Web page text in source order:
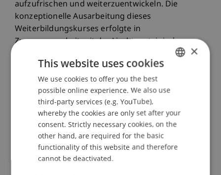
aufzufrischen und weiterzuentwickeln. Die
konzeptionelle Ausarbeitung dieses
Weiterbildungskurses erfolgte in
Zusammenarbeit mit der Liechtensteinischen
Ziel dieses neu entwickelten
Weiterbildungsformats ist es, den Teilnehmenden
eine vertiefte Auseinandersetzung mit den
verschiedenen liechtensteinischen
Rechtsgebieten zu ermöglichen und gleichzeitig
den Konzipientinnen und Konzipienten eine
Unterstützung bei der Vorbereitung auf die
ENGLISH
×
This website uses cookies
We use cookies to offer you the best
possible online experience. We also use
third-party services (e.g. YouTube),
whereby the cookies are only set after your
consent. Strictly necessary cookies, on the
other hand, are required for the basic
functionality of this website and therefore
cannot be deactivated.